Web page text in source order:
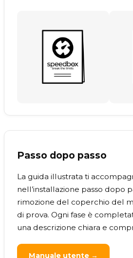
Passo dopo passo
La guida illustrata ti
nell’installazione passo dopo
rimozione del coperchio del
di prova. Ogni fase è
una descrizione chiara e
Manuale utente →